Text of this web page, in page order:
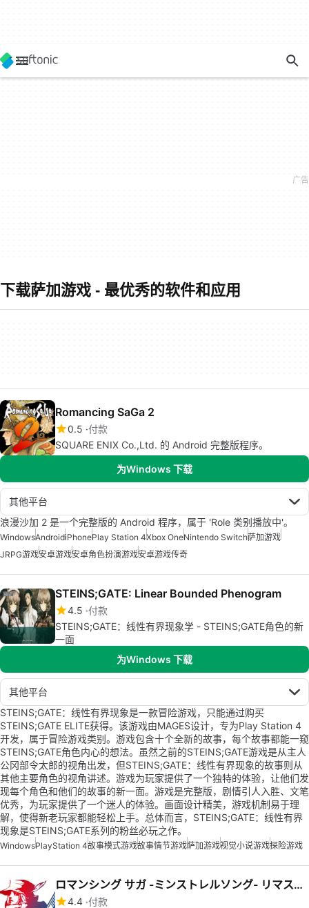
下载萨加游戏 - 最优秀的软件和应用
Romancing SaGa 2
0.5 付款
SQUARE ENIX Co.,Ltd. 的 Android 完整版程序。
为Windows 下载
其他平台
浪漫沙加 2 是一个完整版的 Android 程序，属于 'Role 类别播放中'。
WindowsAndroidiPhonePlay Station 4Xbox OneNintendo Switch萨加游戏
JRPG游戏安卓游戏安卓角色扮演游戏安卓游戏传奇
STEINS;GATE: Linear Bounded Phenogram
4.5 付款
STEINS;GATE：线性有界现象学 - STEINS;GATE角色的新
一面
为Windows 下载
其他平台
STEINS;GATE：线性有界现象是一款冒险游戏，只能通过购买
STEINS;GATE ELITE获得。该游戏由MAGES设计，专为Play Station 4
开发，属于冒险游戏类别。游戏包含十个全新的故事，每个故事都能一窥
STEINS;GATE角色内心的想法。虽然之前的STEINS;GATE游戏是从主人
公冈部令太郎的视角出发，但STEINS;GATE：线性有界现象的故事则从
其他主要角色的视角讲述。游戏为玩家提供了一个独特的体验，让他们发
现每个角色和他们的故事的新一面。游戏是完整版，剧情引人入胜、文笔
优秀，为玩家提供了一个迷人的体验。画面设计精美，游戏机制易于理
解，使得新老玩家都能轻松上手。总体而言，STEINS;GATE：线性有界
现象是STEINS;GATE系列的粉丝必玩之作。
WindowsPlayStation 4故事模式游戏故事情节游戏萨加游戏视觉小说游戏探险游戏
ロマンシング サガ -ミンストレルソング- リマスター
4.4 付款